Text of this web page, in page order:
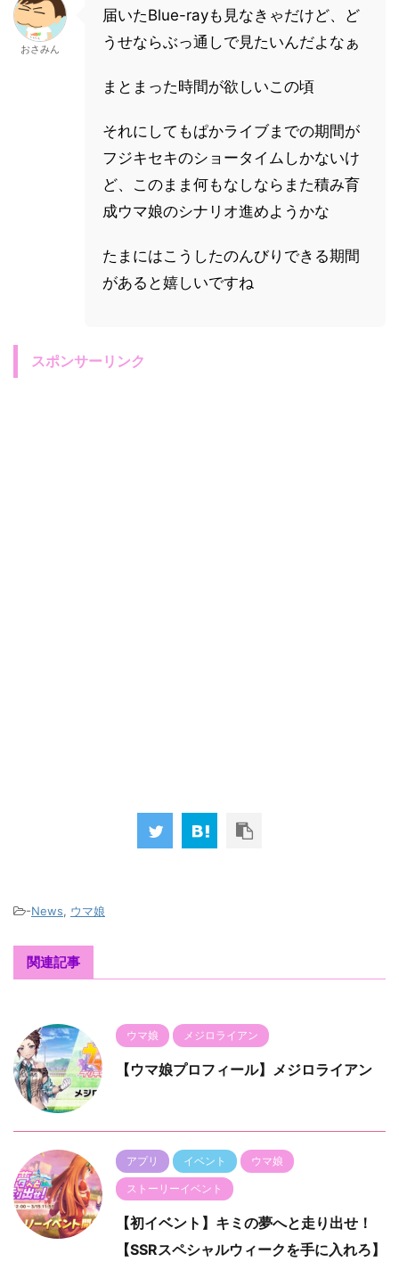
おさみん
届いたBlue-rayも見なきゃだけど、ど
うせならぶっ通しで見たいんだよなぁ
まとまった時間が欲しいこの頃
それにしてもぱかライブまでの期間が
フジキセキのショータイムしかないけ
ど、このまま何もなしならまた積み育
成ウマ娘のシナリオ進めようかな
たまにはこうしたのんびりできる期間
があると嬉しいですね
スポンサーリンク
-News, ウマ娘
関連記事
ウマ娘 メジロライアン
【ウマ娘プロフィール】メジロライアン
アプリ イベント ウマ娘
ストーリーイベント
【初イベント】キミの夢へと走り出せ！
【SSRスペシャルウィークを手に入れろ】